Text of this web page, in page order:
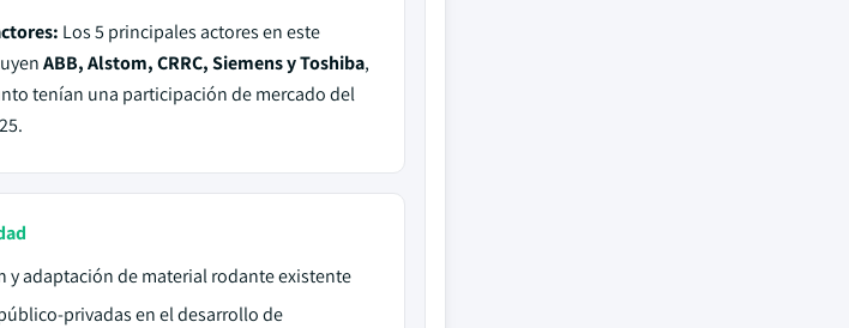
Los 5 principales actores en este
ABB, Alstom, CRRC, Siemens y Toshiba,
tenían una participación de mercado del
y adaptación de material rodante existente
privadas en el desarrollo de